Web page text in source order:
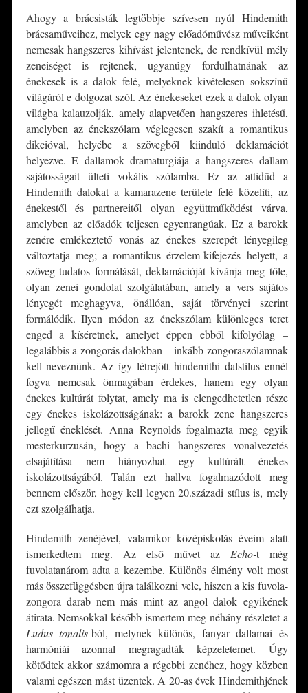
Ahogy a brácsisták legtöbbje szívesen nyúl Hindemith
brácsaműveihez, melyek egy nagy előadóművész műveiként
nemcsak hangszeres kihívást jelentenek, de rendkívül mély
zeneiséget is rejtenek, ugyanúgy fordulhatnának az
énekesek is a dalok felé, melyeknek kivételesen sokszínű
világáról e dolgozat szól. Az énekeseket ezek a dalok olyan
világba kalauzolják, amely alapvetően hangszeres ihletésű,
amelyben az énekszólam véglegesen szakít a romantikus
dikcióval, helyébe a szövegből kiinduló deklamációt
helyezve. E dallamok dramaturgiája a hangszeres dallam
sajátosságait ülteti vokális szólamba. Ez az attidűd a
Hindemith dalokat a kamarazene területe felé közelíti, az
énekestől és partnereitől olyan együttműködést várva,
amelyben az előadók teljesen egyenrangúak. Ez a barokk
zenére emlékeztető vonás az énekes szerepét lényegileg
változtatja meg; a romantikus érzelem-kifejezés helyett, a
szöveg tudatos formálását, deklamációját kívánja meg tőle,
olyan zenei gondolat szolgálatában, amely a vers sajátos
lényegét meghagyva, önállóan, saját törvényei szerint
formálódik. Ilyen módon az énekszólam különleges teret
enged a kíséretnek, amelyet éppen ebből kifolyólag –
legalábbis a zongorás dalokban – inkább zongoraszólamnak
kell neveznünk. Az így létrejött hindemithi dalstílus ennél
fogva nemcsak önmagában érdekes, hanem egy olyan
énekes kultúrát folytat, amely ma is elengedhetetlen része
egy énekes iskolázottságának: a barokk zene hangszeres
jellegű éneklését. Anna Reynolds fogalmazta meg egyik
mesterkurzusán, hogy a bachi hangszeres vonalvezetés
elsajátítása nem hiányozhat egy kultúrált énekes
iskolázottságából. Talán ezt hallva fogalmazódott meg
bennem először, hogy kell legyen 20.századi stílus is, mely
ezt szolgálhatja.
Hindemith zenéjével, valamikor középiskolás éveim alatt
ismerkedtem meg. Az első művet az Echo-t még
fuvolatanárom adta a kezembe. Különös élmény volt most
más összefüggésben újra találkozni vele, hiszen a kis fuvola-
zongora darab nem más mint az angol dalok egyikének
átirata. Nemsokkal később ismertem meg néhány részletet a
Ludus tonalis-ból, melynek különös, fanyar dallamai és
harmóniái azonnal megragadták képzeletemet. Úgy
kötődtek akkor számomra a régebbi zenéhez, hogy közben
valami egészen mást üzentek. A 20-as évek Hindemithjének